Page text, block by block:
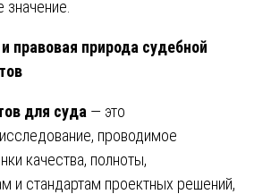
значение.
правовая природа судебной
для суда — это
проводимое
качества, полноты,
и стандартам проектных решений,